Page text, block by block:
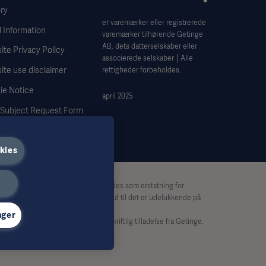
Information
Privacy Policy
use disclaimer
Notice
Request Form
er varemærker eller registrerede
varemærker tilhørende Getinge
AB, dets datterselskaber eller
associerede selskaber │Alle
rettigheder forbeholdes.
april 2025
og bør derfor ikke anvendes som erstatning for
af dette materiale, og tillid til det er udelukkende på
kopieres eller anvendes uden skriftlig tilladelse fra Getinge.